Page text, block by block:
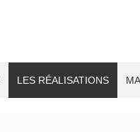
LES RÉALISATIONS